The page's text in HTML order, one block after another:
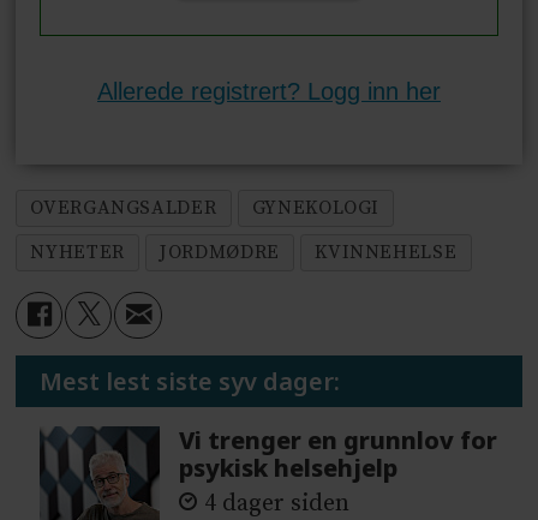
Allerede registrert? Logg inn her
OVERGANGSALDER
GYNEKOLOGI
NYHETER
JORDMØDRE KVINNEHELSE
Mest lest siste syv dager:
Vi trenger en grunnlov for
psykisk helsehjelp
4 dager siden